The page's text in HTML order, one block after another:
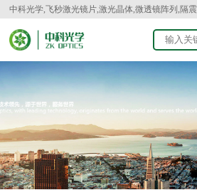
中科光学,飞秒激光镜片,激光晶体,微透镜阵列,隔